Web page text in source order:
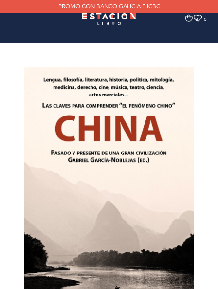
PROMO CON BANCO GALICIA E ICBC
0 0